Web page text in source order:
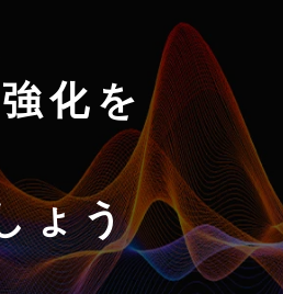
化を
ょう